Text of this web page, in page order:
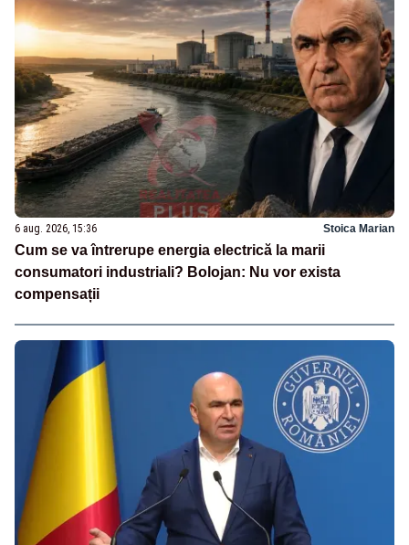
6 aug. 2026, 15:36 Stoica Marian
Cum se va întrerupe energia electrică la marii
consumatori industriali? Bolojan: Nu vor exista
compensații